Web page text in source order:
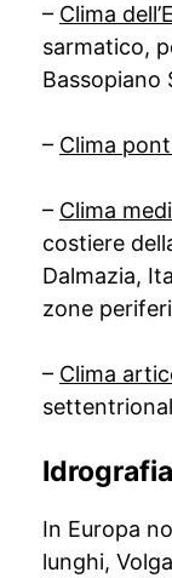
– Clima
sarmatico,
Bassopiano
– Clima
– Clima
costiere
Dalmazia,
zone
– Clima
Idrografia
In Europa
lunghi,